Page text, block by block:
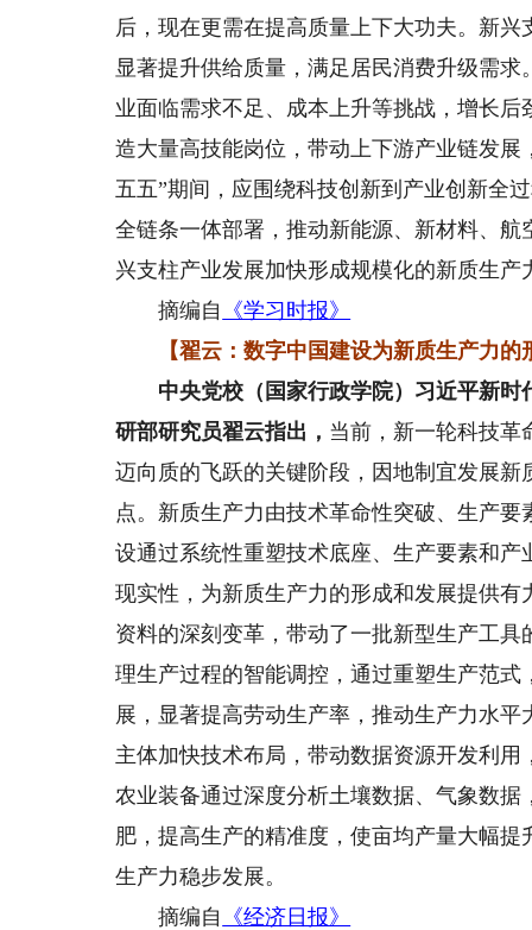
后，现在更需在提高质量上下大功夫。新
显著提升供给质量，满足居民消费升级需
业面临需求不足、成本上升等挑战，增长
造大量高技能岗位，带动上下游产业链发
五五”期间，应围绕科技创新到产业创新全
全链条一体部署，推动新能源、新材料、
兴支柱产业发展加快形成规模化的新质生产
摘编自
《学习时报》
【翟云：数字中国建设为新质生产力
中央党校（国家行政学院）习近平新
研部研究员翟云指出， 当前，新一轮科技革
迈向质的飞跃的关键阶段，因地制宜发展
点。新质生产力由技术革命性突破、生产
设通过系统性重塑技术底座、生产要素和
现实性，为新质生产力的形成和发展提供
资料的深刻变革，带动了一批新型生产工
理生产过程的智能调控，通过重塑生产范
展，显著提高劳动生产率，推动生产力水
主体加快技术布局，带动数据资源开发利
农业装备通过深度分析土壤数据、气象数
肥，提高生产的精准度，使亩均产量大幅提
生产力稳步发展。
摘编自
《经济日报》